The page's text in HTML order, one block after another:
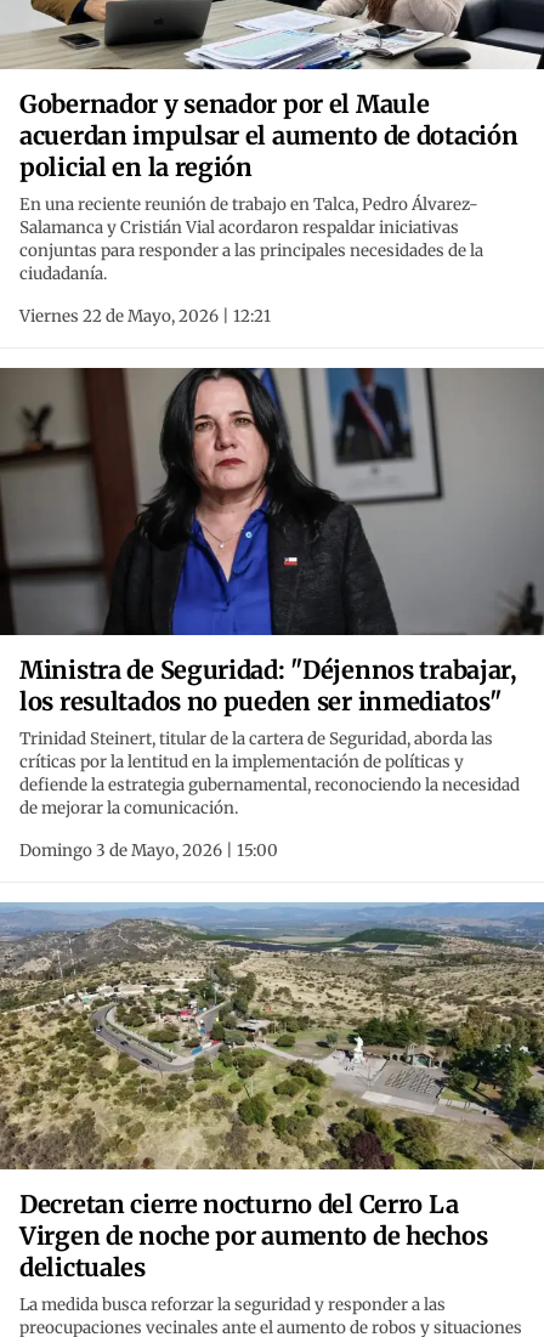
Gobernador y senador por el Maule
acuerdan impulsar el aumento de dotación
policial en la región
En una reciente reunión de trabajo en Talca, Pedro Álvarez-
Salamanca y Cristián Vial acordaron respaldar iniciativas
conjuntas para responder a las principales necesidades de la
ciudadanía.
Viernes 22 de Mayo, 2026 | 12:21
Ministra de Seguridad: "Déjennos trabajar,
los resultados no pueden ser inmediatos"
Trinidad Steinert, titular de la cartera de Seguridad, aborda las
críticas por la lentitud en la implementación de políticas y
defiende la estrategia gubernamental, reconociendo la necesidad
de mejorar la comunicación.
Domingo 3 de Mayo, 2026 | 15:00
Decretan cierre nocturno del Cerro La
Virgen de noche por aumento de hechos
delictuales
La medida busca reforzar la seguridad y responder a las
preocupaciones vecinales ante el aumento de robos y situaciones